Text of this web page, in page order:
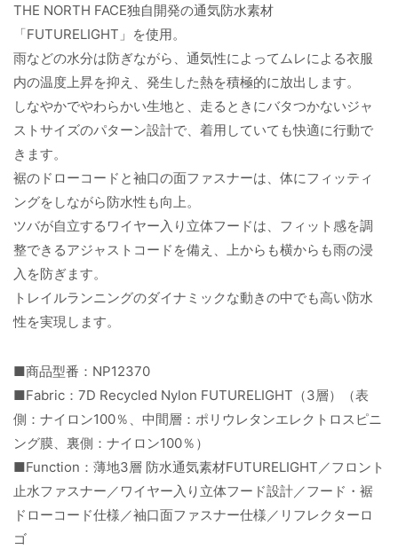
THE NORTH FACE独自開発の通気防水素材
「FUTURELIGHT」を使用。
雨などの水分は防ぎながら、通気性によってムレによる衣服
内の温度上昇を抑え、発生した熱を積極的に放出します。
しなやかでやわらかい生地と、走るときにバタつかないジャ
ストサイズのパターン設計で、着用していても快適に行動で
きます。
裾のドローコードと袖口の面ファスナーは、体にフィッティ
ングをしながら防水性も向上。
ツバが自立するワイヤー入り立体フードは、フィット感を調
整できるアジャストコードを備え、上からも横からも雨の浸
入を防ぎます。
トレイルランニングのダイナミックな動きの中でも高い防水
性を実現します。
■商品型番：NP12370
■Fabric：7D Recycled Nylon FUTURELIGHT（3層）（表
側：ナイロン100％、中間層：ポリウレタンエレクトロスピニ
ング膜、裏側：ナイロン100％）
■Function：薄地3層 防水通気素材FUTURELIGHT／フロント
止水ファスナー／ワイヤー入り立体フード設計／フード・裾
ドローコード仕様／袖口面ファスナー仕様／リフレクターロ
ゴ